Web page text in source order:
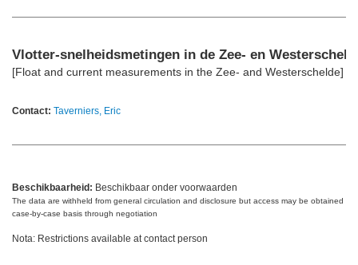
Vlotter-snelheidsmetingen in de Zee- en
[Float and current measurements in the Zee- and Westerschelde]
Contact: Taverniers, Eric
Beschikbaarheid: Beschikbaar onder voorwaarden
The data are withheld from general circulation and disclosure but access may be obtained on
case-by-case basis through negotiation
Nota: Restrictions available at contact person